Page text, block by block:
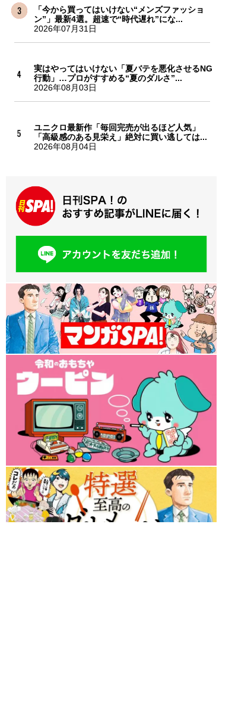
「今から買ってはいけない“メンズファッショ
ン”」最新4選。超速で“時代遅れ”にな...
2026年07月31日
実はやってはいけない「夏バテを悪化させるNG
行動」…プロがすすめる“夏のダルさ”...
2026年08月03日
ユニクロ最新作「毎回完売が出るほど人気」
「高級感のある見栄え」絶対に買い逃しては...
2026年08月04日